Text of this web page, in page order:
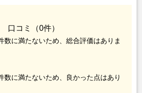
口コミ（0件）
に満たないため、総合評価はありま
に満たないため、良かった点はあり